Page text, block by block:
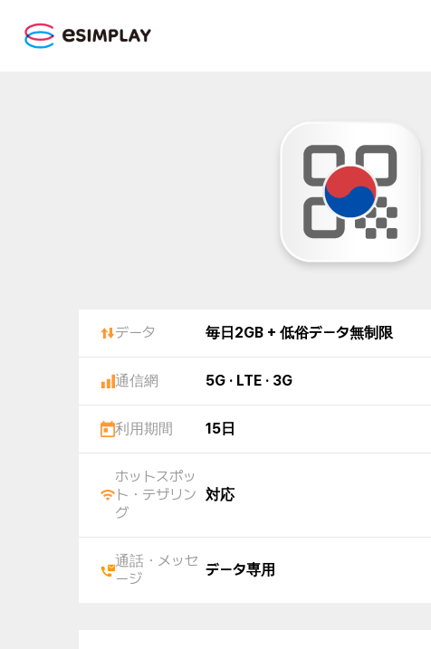
データ 毎日2GB + 低俗データ無制限
通信網 5G · LTE · 3G
利用期間 15日
ホットスポッ
ト・テザリン
グ
対応
通話・メッセ
ージ
データ専用